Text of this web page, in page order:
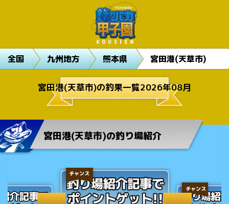
全国 九州地方 熊本県 宮田港(天草市)
宮田港(天草市)の釣果一覧2026年08月
宮田港(天草市)の釣り場紹介
チャンス
チャンス